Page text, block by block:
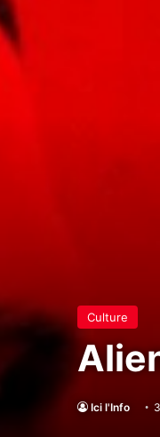
Culture
Ici l'Info